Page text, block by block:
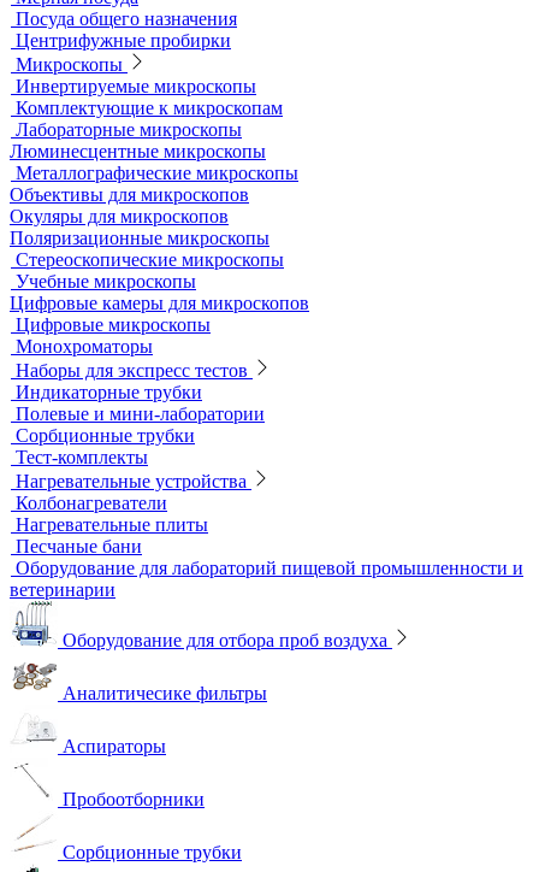
Грохоты и рассевы
Лабораторные сита
Мельницы лабораторные
Оборудование для дробления и измельчения
Жидкостные термостаты и криостаты
Лабораторная посуда
Воронки делительные
Колбы
Мерная посуда
Посуда общего назначения
Центрифужные пробирки
Микроскопы
Инвертируемые микроскопы
Комплектующие к микроскопам
Лабораторные микроскопы
Люминесцентные микроскопы
Металлографические микроскопы
Объективы для микроскопов
Окуляры для микроскопов
Поляризационные микроскопы
Стереоскопические микроскопы
Учебные микроскопы
Цифровые камеры для микроскопов
Цифровые микроскопы
Монохроматоры
Наборы для экспресс тестов
Индикаторные трубки
Полевые и мини-лаборатории
Сорбционные трубки
Тест-комплекты
Нагревательные устройства
Колбонагреватели
Нагревательные плиты
Песчаные бани
Оборудование для лабораторий пищевой промышленности и
ветеринарии